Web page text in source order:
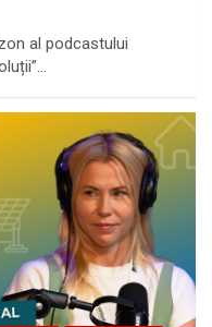
al podcastului